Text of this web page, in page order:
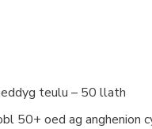
teulu – 50 llath
50+ oed ag anghenion